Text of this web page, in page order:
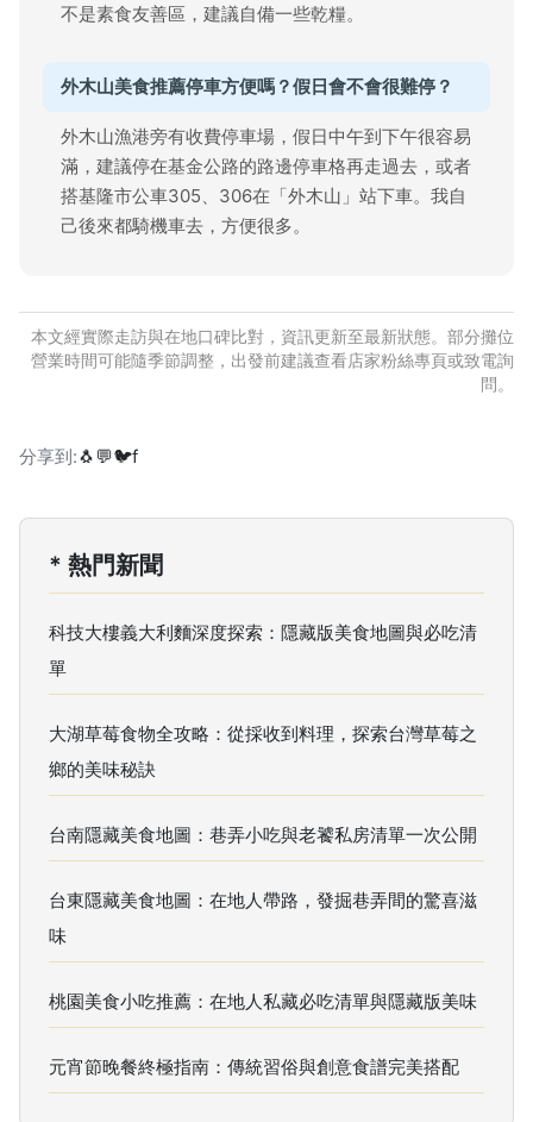
不是素食友善區，建議自備一些乾糧。
外木山美食推薦停車方便嗎？假日會不會很難停？
外木山漁港旁有收費停車場，假日中午到下午很容易
滿，建議停在基金公路的路邊停車格再走過去，或者
搭基隆市公車305、306在「外木山」站下車。我自
己後來都騎機車去，方便很多。
本文經實際走訪與在地口碑比對，資訊更新至最新狀態。部分攤位
營業時間可能隨季節調整，出發前建議查看店家粉絲專頁或致電詢
問。
分享到:🐧💬🐦f
* 熱門新聞
科技大樓義大利麵深度探索：隱藏版美食地圖與必吃清
單
大湖草莓食物全攻略：從採收到料理，探索台灣草莓之
鄉的美味秘訣
台南隱藏美食地圖：巷弄小吃與老饕私房清單一次公開
台東隱藏美食地圖：在地人帶路，發掘巷弄間的驚喜滋
味
桃園美食小吃推薦：在地人私藏必吃清單與隱藏版美味
元宵節晚餐終極指南：傳統習俗與創意食譜完美搭配